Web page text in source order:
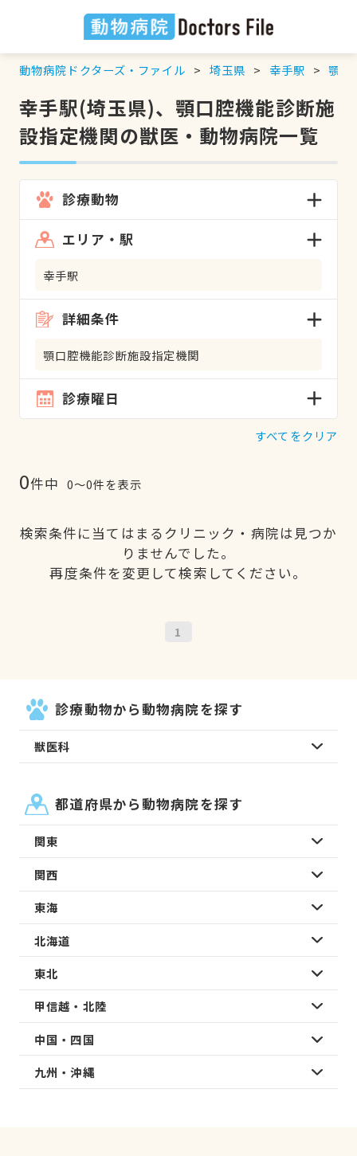
動物病院ドクターズ・ファイル 埼玉県 幸手駅 顎口
幸手駅(埼玉県)、顎口腔機能診断施
設指定機関の獣医・動物病院一覧
診療動物
エリア・駅
幸手駅
詳細条件
顎口腔機能診断施設指定機関
診療曜日
すべてをクリア
0件中 0〜0件を表示
検索条件に当てはまるクリニック・病院は見つか
りませんでした。
再度条件を変更して検索してください。
1
診療動物から動物病院を探す
獣医科
都道府県から動物病院を探す
関東
関西
東海
北海道
東北
甲信越・北陸
中国・四国
九州・沖縄